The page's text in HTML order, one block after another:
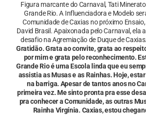
Figura marcante do Carnaval, Tati
Grande Rio. A Influenciadora e Modelo
Comunidade de Caxias no próximo
David Brasil. Apaixonada pelo Carnaval, ela
desafio na Agremiação de Duque de Caxias.
Gratidão. Grata ao convite, grata ao
por mim e grata pelo reconhecimento.
Grande Rio é uma Escola linda que eu
assistia as Musas e as Rainhas. Hoje,
na barriga. Apesar de tantos anos no
primeira vez. Me sinto pronta pra esse
pra conhecer a Comunidade, as outras
Rainha Virgínia. Caxias, estou